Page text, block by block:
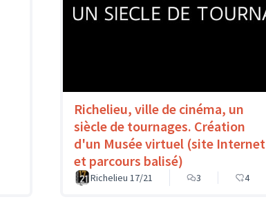
Richelieu, ville de cinéma, un
siècle de tournages. Création
d'un Musée virtuel (site Internet
et parcours balisé)
Richelieu 17/21 3 4